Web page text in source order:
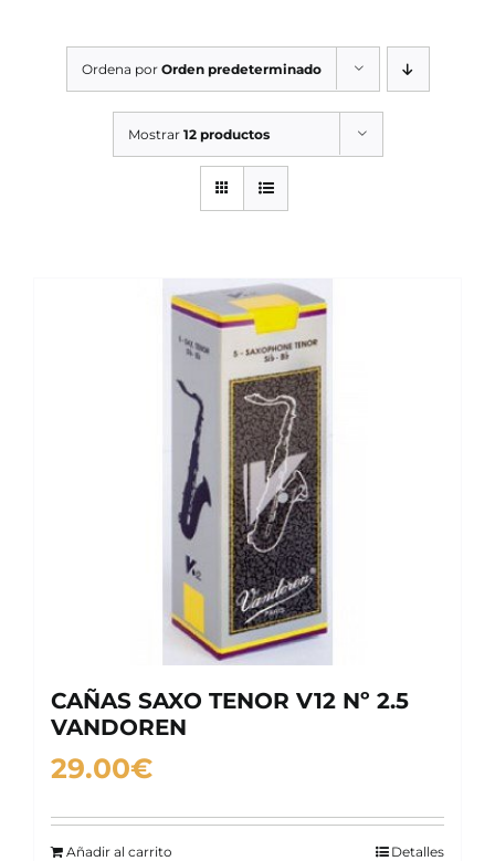
SERVICIOS TALLER
OCASIÓN
Ordena por Orden predeterminado
Mostrar 12 productos
CAÑAS SAXO TENOR V12 Nº 2.5
VANDOREN
29.00€
Añadir al carrito Detalles